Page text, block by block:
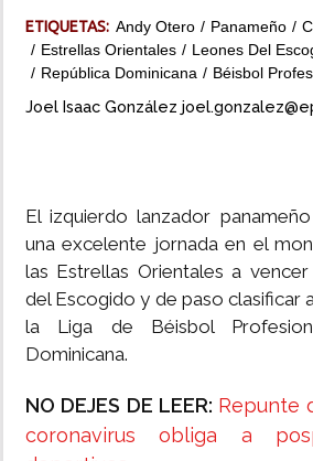
ETIQUETAS: Andy Otero Panameño
Estrellas Orientales
Leones Del
República Dominicana
Béisbol
Joel Isaac González
El izquierdo lanzador
una excelente jornada en el
las Estrellas Orientales a
del Escogido y de paso clasificar
la Liga de Béisbol
Dominicana.
NO DEJES DE LEER: Repunte
coronavirus obliga a